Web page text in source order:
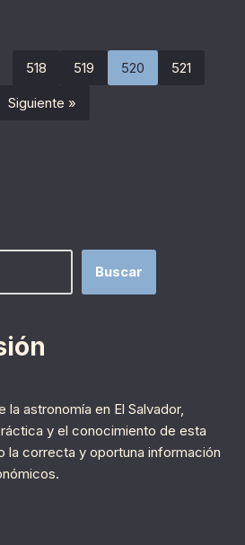
518 519 520 521
Siguiente »
Buscar
la astronomía en El Salvador,
y el conocimiento de esta
la correcta y oportuna información